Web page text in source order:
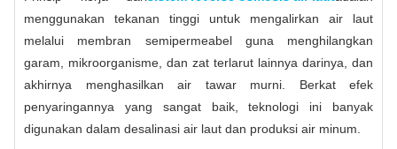
menggunakan tekanan tinggi untuk mengalirkan air laut
melalui membran semipermeabel guna menghilangkan
garam, mikroorganisme, dan zat terlarut lainnya darinya, dan
akhirnya menghasilkan air tawar murni. Berkat efek
penyaringannya yang sangat baik, teknologi ini banyak
digunakan dalam desalinasi air laut dan produksi air minum.